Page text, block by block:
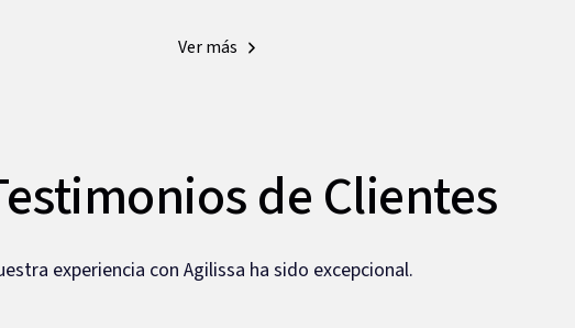
Ver más
de Clientes
experiencia con Agilissa ha sido excepcional.